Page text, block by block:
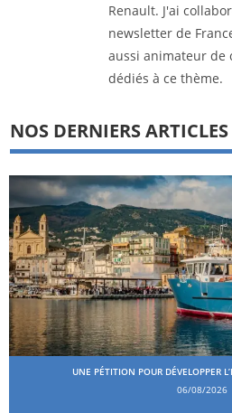
Renault. J'ai
newsletter de
aussi animateur de
dédiés à ce thème.
NOS DERNIERS ARTICLES
UNE PÉTITION POUR DÉVELOPPER
06/08/2026